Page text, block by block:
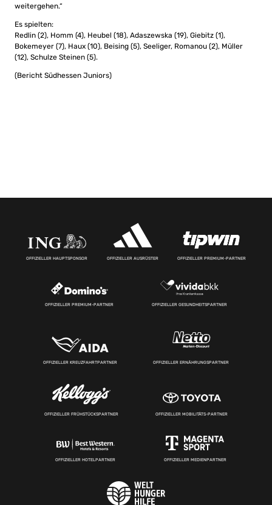
weitergehen.“
Es spielten:
Redlin (2), Homm (4), Heubel (18), Adaszewska (19), Giebitz (1),
Bokemeyer (7), Haux (10), Beising (5), Seeliger, Romanou (2), Müller
(12), Schulze Steinen (5).
(Bericht Südhessen Juniors)
OFFIZIELLER HAUPTSPONSOR OFFIZIELLER AUSRÜSTER OFFIZIELLER PREMIUM-PARTNER
OFFIZIELLER PREMIUM-PARTNER OFFIZIELLER GESUNDHEITSPARTNER
OFFIZIELLER KREUZFAHRTPARTNER OFFIZIELLER ERNÄHRUNGSPARTNER
OFFIZIELLER FRÜHSTÜCKSPARTNER OFFIZIELLER MOBILITÄTS-PARTNER
OFFIZIELLER HOTELPARTNER OFFIZIELLER MEDIENPARTNER